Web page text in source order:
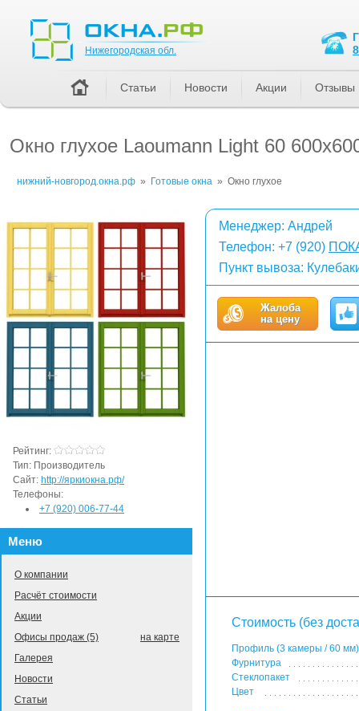
Окно глухое Laoumann Light 60
нижний-новгород.окна.рф » Готовые окна » Окно глухое
Менеджер: Андрей
Телефон: +7 (920)
Пункт вывоза:
Жалоба
на цену
Стоимость (без
Профиль (3 камеры / 60 мм)
Фурнитура
Стеклопакет
Цвет
Рейтинг:
Тип: Производитель
Сайт: http://яркиокна.рф/
Телефоны:
+7 (920) 006-77-44
Меню
О компании
Расчёт стоимости
Акции
на карте
Офисы продаж (5)
Галерея
Новости
Статьи
Нижегородская обл.
Статьи Новости Акции Отзывы